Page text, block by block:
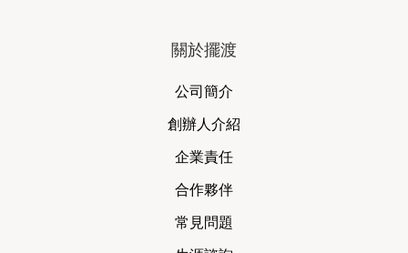
關於擺渡
公司簡介
創辦人介紹
企業責任
合作夥伴
常見問題